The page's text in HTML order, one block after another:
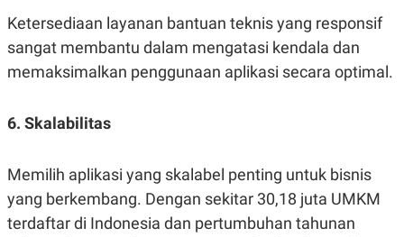
Ketersediaan layanan bantuan teknis yang responsif
sangat membantu dalam mengatasi kendala dan
memaksimalkan penggunaan aplikasi secara optimal.
6. Skalabilitas
Memilih aplikasi yang skalabel penting untuk bisnis
yang berkembang. Dengan sekitar 30,18 juta UMKM
terdaftar di Indonesia dan pertumbuhan tahunan